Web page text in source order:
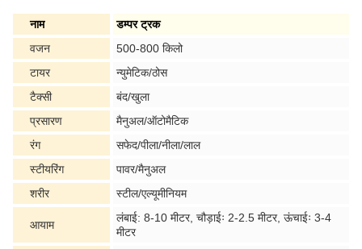
नाम
डम्पर ट्रक
वजन
500-800 किलो
टायर
न्युमेटिक/ठोस
टैक्सी
बंद/खुला
प्रसारण
मैनुअल/ऑटोमैटिक
रंग
सफेद/पीला/नीला/लाल
स्टीयरिंग
पावर/मैनुअल
शरीर
स्टील/एल्यूमीनियम
आयाम
लंबाई: 8-10 मीटर, चौड़ाईः 2-2.5 मीटर, ऊंचाईः 3-4
मीटर